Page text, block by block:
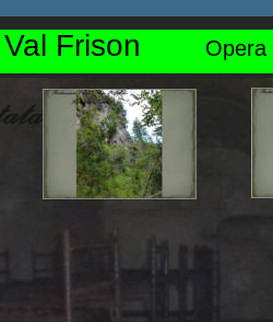
Val Frison Opera